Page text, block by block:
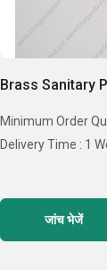
usiness
Brass Sanitary
Minimum Order
Delivery Time : 1
जांच भेजें